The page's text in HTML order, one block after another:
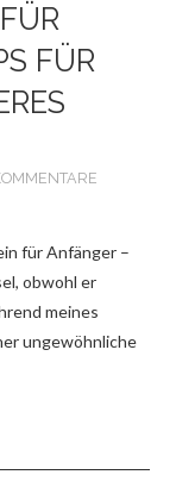
FÜR
für Anfänger –
obwohl er
meines
ungewöhnliche